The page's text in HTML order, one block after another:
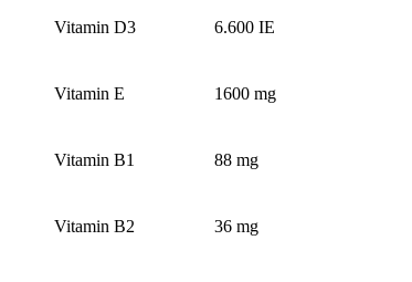
Vitamin D3 6.600 IE
Vitamin E 1600 mg
Vitamin B1 88 mg
Vitamin B2 36 mg